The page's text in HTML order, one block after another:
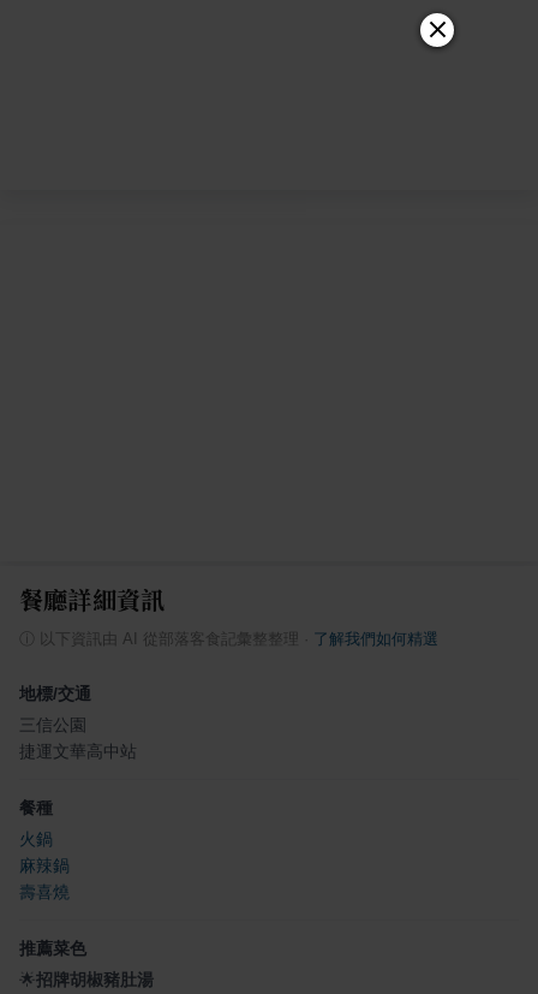
餐廳詳細資訊
ⓘ 以下資訊由 AI 從部落客食記彙整整理 了解我們如何精選
地標/交通
三信公園
捷運文華高中站
餐種
火鍋
麻辣鍋
壽喜燒
推薦菜色
🌟招牌胡椒豬肚湯